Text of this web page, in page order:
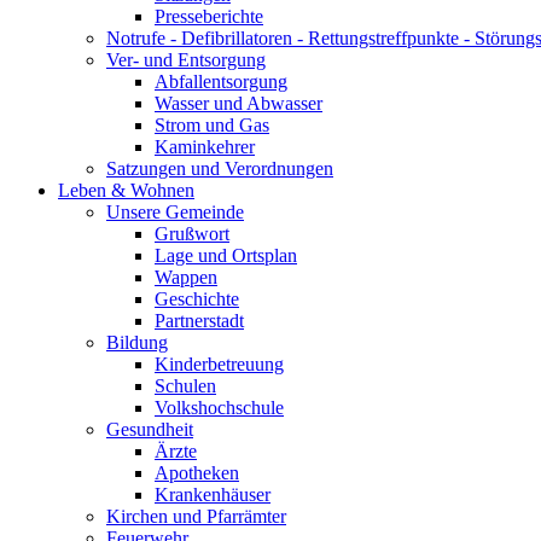
Presseberichte
Notrufe - Defibrillatoren - Rettungstreffpunkte -
Ver- und Entsorgung
Abfallentsorgung
Wasser und Abwasser
Strom und Gas
Kaminkehrer
Satzungen und Verordnungen
Leben & Wohnen
Unsere Gemeinde
Grußwort
Lage und Ortsplan
Wappen
Geschichte
Partnerstadt
Bildung
Kinderbetreuung
Schulen
Volkshochschule
Gesundheit
Ärzte
Apotheken
Krankenhäuser
Kirchen und Pfarrämter